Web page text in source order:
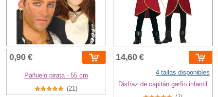
0,90 €
Pañuelo pirata - 55 cm
(21)
14,60 €
4 tallas disponibles
Disfraz de capitán garfio infantil